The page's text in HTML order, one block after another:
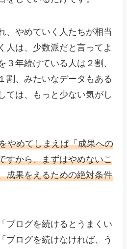
、やめていく人たちが相当
人は、少数派だと言ってよ
３年続けている人は２割、
割、みたいなデータもある
ては、もっと少ない気がし
やめてしまえば「成果への
すから、まずはやめないこ
成果をえるための絶対条件
ブログを続けるとうまくい
ブログを続けなければ、う